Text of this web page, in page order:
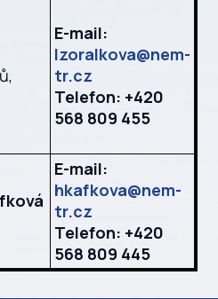
E-mail:
lzoralkova@nem-
tr.cz
Telefon: +420
568 809 455
E-mail:
hkafkova@nem-
tr.cz
Telefon: +420
568 809 445